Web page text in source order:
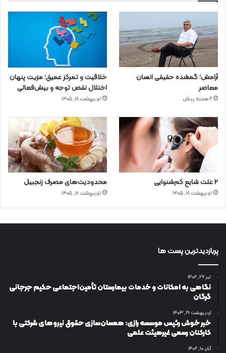
آرامش؛ گمشده حقیقی انسان
معاصر
2 هفته پیش
خلاقیت و تمرکز عمیق؛ مزیت پنهان
اختلال نقص توجه و بیش‌فعالی
اردیبهشت ۱۸, ۱۴۰۵
۲ علت شایع‌ کم‌شنوایی
اردیبهشت ۱۸, ۱۴۰۵
محدودیت‌های مصرف زنجبیل
اردیبهشت ۱۸, ۱۴۰۵
پربازدیدترین پست ها
تیر ۲۶, ۱۴۰۲
نگاهی به امکانات و خدمات بیمارستان تأمین‌اجتماعی حکیم جرجانی
گرگان
اردیبهشت ۱۹, ۱۴۰۳
خبر خوش رئیس موسسه رازی: همسان‌سازی حقوق نیروهای شرکتی با
کارکنان رسمی غیرهیئت علمی
آبان ۱۰, ۱۴۰۲